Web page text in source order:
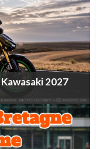
Kawasaki2027